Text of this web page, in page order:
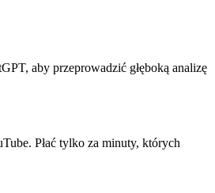
aby przeprowadzić głęboką analizę
Płać tylko za minuty, których